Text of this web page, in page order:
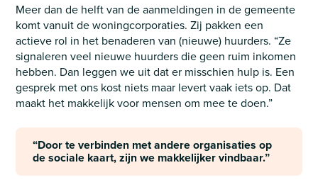
Meer dan de helft van de aanmeldingen in de gemeente
komt vanuit de woningcorporaties. Zij pakken een
actieve rol in het benaderen van (nieuwe) huurders. “Ze
signaleren veel nieuwe huurders die geen ruim inkomen
hebben. Dan leggen we uit dat er misschien hulp is. Een
gesprek met ons kost niets maar levert vaak iets op. Dat
maakt het makkelijk voor mensen om mee te doen.”
“Door te verbinden met andere organisaties op
de sociale kaart, zijn we makkelijker vindbaar.”